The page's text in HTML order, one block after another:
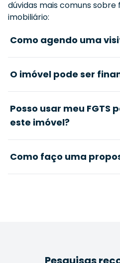
dúvidas mais comuns
imobiliário:
Como agendo uma
O imóvel pode ser
Posso usar meu FGTS
este imóvel?
Como faço uma